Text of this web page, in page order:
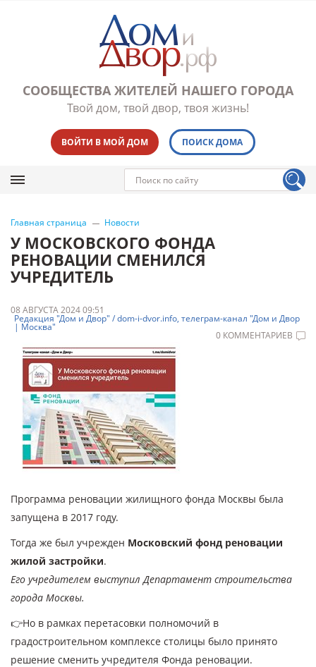
СООБЩЕСТВА ЖИТЕЛЕЙ НАШЕГО ГОРОДА
Твой дом, твой двор, твоя жизнь!
ВОЙТИ В МОЙ ДОМ ПОИСК ДОМА
Главная страница Новости
У МОСКОВСКОГО ФОНДА
РЕНОВАЦИИ СМЕНИЛСЯ
УЧРЕДИТЕЛЬ
08 АВГУСТА 2024 09:51
Редакция "Дом и Двор" / dom-i-dvor.info, телеграм-канал "Дом и Двор
| Москва"
0 КОММЕНТАРИЕВ
Программа реновации жилищного фонда Москвы была
запущена в 2017 году.
Тогда же был учрежден Московский фонд реновации
жилой застройки.
Его учредителем выступил Департамент строительства
города Москвы.
👉Но в рамках перетасовки полномочий в
градостроительном комплексе столицы было принято
решение сменить учредителя Фонда реновации.